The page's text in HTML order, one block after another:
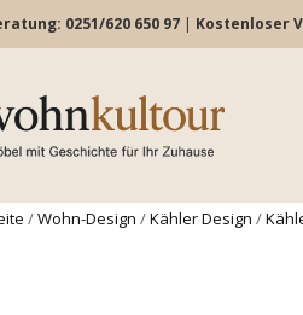
0251/620 650 97 | Kostenloser
/Wohn-Design /Kähler Design /